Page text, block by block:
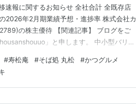
速報に関するお知らせ 全社合計 全既存店
2026年2月期業績予想・進捗率 株式会社カ
の株主優待 【関連記事】 ブログをご
」と申します。 中小型バリュ
東北にお住まいの方で…
#寿松庵 #そば処 丸松 #かつグルメ